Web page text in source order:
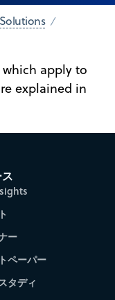
Solutions
which apply to
explained in
ー
ペーパー
タディ